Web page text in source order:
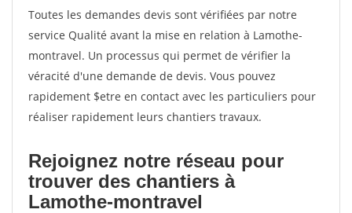
Toutes les demandes devis sont vérifiées par notre
service Qualité avant la mise en relation à Lamothe-
montravel. Un processus qui permet de vérifier la
véracité d'une demande de devis. Vous pouvez
rapidement $etre en contact avec les particuliers pour
réaliser rapidement leurs chantiers travaux.
Rejoignez notre réseau pour
trouver des chantiers à
Lamothe-montravel